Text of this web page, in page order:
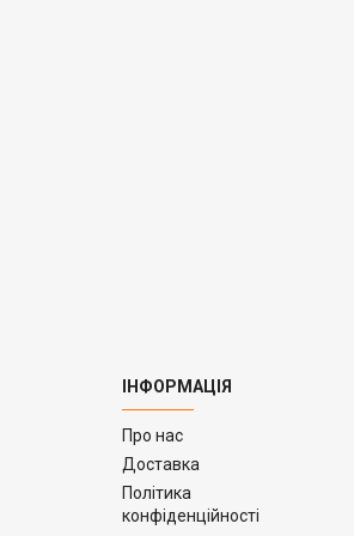
ІНФОРМАЦІЯ
Про нас
Доставка
Політика
конфіденційності